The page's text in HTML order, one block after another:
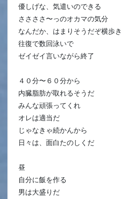
優しげな、気遣いのできる
ささささ〜っのオカマの気分
なんだか、はまりそうだぞ横歩き
往復で数回泳いで
ゼイゼイ言いながら終了
４０分〜６０分から
内臓脂肪が取れるそうだ
みんな頑張ってくれ
オレは適当だ
じゃなきゃ続かんから
日々は、面白たのしくだ
昼
自分に飯を作る
男は大盛りだ